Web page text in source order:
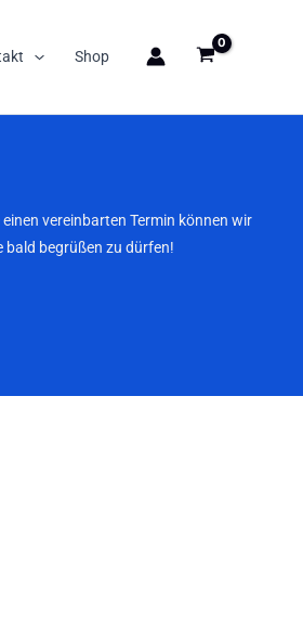
Shop
vereinbarten Termin können wir
bald begrüßen zu dürfen!